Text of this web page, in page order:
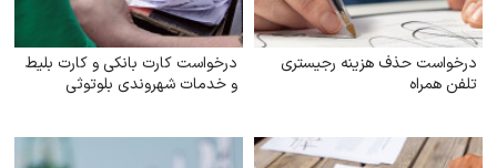
درخواست حذف هزینه رجیستری
تلفن همراه
درخواست کارت بانکی و کارت بلیط
و خدمات شهروندی بلوتوثی